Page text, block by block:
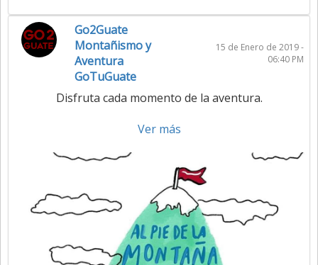
Go2Guate
Montañismo y
Aventura
GoTuGuate
15 de Enero de 2019 -
06:40 PM
Disfruta cada momento de la aventura.
Ver más